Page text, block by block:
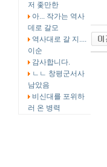
저 좇만한
아... 작가는 역사
데로 갈모
역사대로 갈 지....
이순
감사합니다.
ㄴㄴ 창평군서사
남았음
비신대를 포위하
러 온 병력